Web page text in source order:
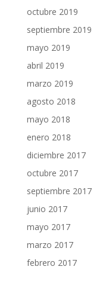
octubre 2019
septiembre 2019
mayo 2019
abril 2019
marzo 2019
agosto 2018
mayo 2018
enero 2018
diciembre 2017
octubre 2017
septiembre 2017
junio 2017
mayo 2017
marzo 2017
febrero 2017